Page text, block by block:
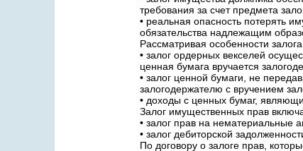
требования за счет предмета
• реальная опасность потерять
обязательства надлежащим
Рассматривая особенности
• залог ордерных векселей
ценная бумага вручается
• залог ценной бумаги, не
залогодержателю с вручением
• доходы с ценных бумаг,
Залог имущественных прав
• залог прав на нематериальные
• залог дебиторской
По договору о залоге прав,